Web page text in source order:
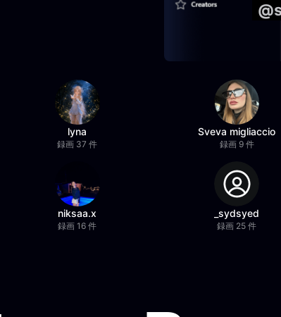
lyna
録画 37 件
Sveva migliaccio
録画 9 件
niksaa.x
録画 16 件
_sydsyed
録画 25 件